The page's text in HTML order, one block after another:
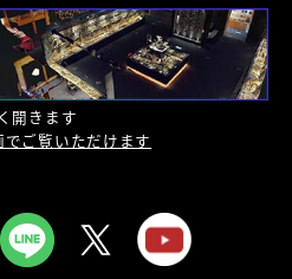
開きます
ご覧いただけます